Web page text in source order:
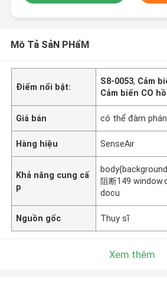
Mô Tả SảN PHẩM
Điểm nổi bật:
S8-0053, Cảm
Cảm biến CO
Giá bán có thể đàm phán
Hàng hiệu SenseAir
Khả năng cung cấ
p
阻断149
docu
Nguồn gốc Thụy sĩ
Xem thêm